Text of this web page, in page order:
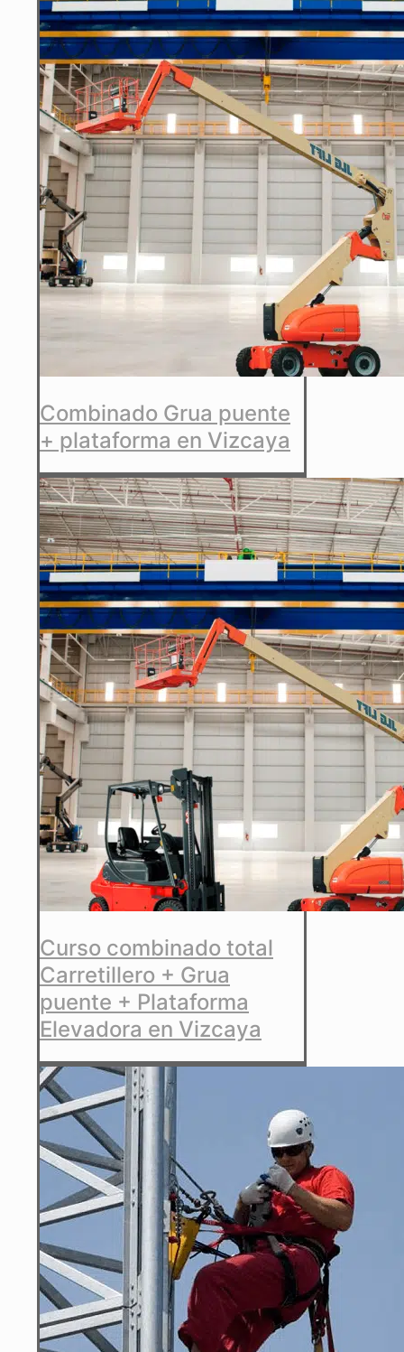
Combinado Grua puente
+ plataforma en Vizcaya
Curso combinado total
Carretillero + Grua
puente + Plataforma
Elevadora en Vizcaya